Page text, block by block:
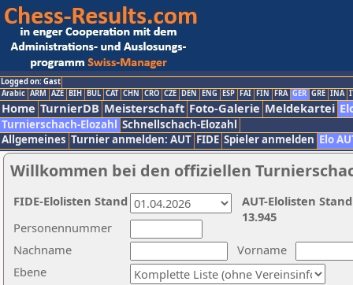
Logged on: Gast
Arabic ARM AZE BIH BUL CAT CHN CRO CZE DEN ENG ESP FAI FIN FRA GER GRE INA
Home TurnierDB Meisterschaft Foto-Galerie Meldekartei
Turnierschach-Elozahl Schnellschach-Elozahl
Allgemeines Turnier anmelden: AUT FIDE Spieler anmelden Elo
Willkommen bei den offiziellen
Nachname
Vorname
Ebene
Personennummer
AUT-Elolisten
13.945
FIDE-Elolisten Stand